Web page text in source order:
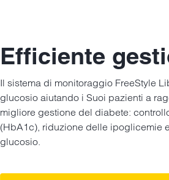
Efficiente
Il sistema di monitoraggio FreeStyle
glucosio aiutando i Suoi pazienti a
migliore gestione del diabete:
(HbA1c), riduzione delle ipoglicemie
glucosio.